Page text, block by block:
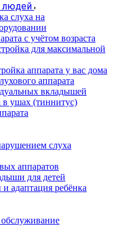
людей
слуха на
с учётом возраста
для максимальной
аппарата у вас дома
аппарата
вкладышей
ушах (тиннитус)
слуха
аппаратов
для детей
адаптация ребёнка